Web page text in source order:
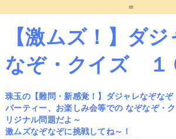
=
【激ムズ！】ダ
なぞ・クイズ １
珠玉の【難問・新感覚！】ダジャレなぞなぞ
パーティー、お楽しみ会等での なぞなぞ・
リジナル問題だよ～
激ムズなぞなぞに挑戦してね～！